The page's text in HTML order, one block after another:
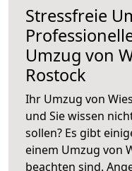
Stressfreie
Umzug von
Rostock
Ihr Umzug von
und Sie wissen
sollen? Es gibt
einem Umzug von
beachten sind.